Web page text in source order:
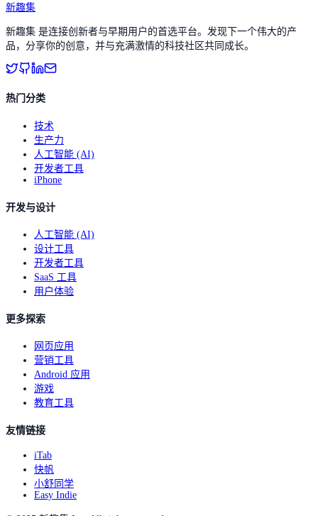
新趣集
新趣集 是连接创新者与早期用户的首选平台。发现下一个伟大的产
品，分享你的创意，并与充满激情的科技社区共同成长。
热门分类
技术
生产力
人工智能 (AI)
开发者工具
iPhone
开发与设计
人工智能 (AI)
设计工具
开发者工具
SaaS 工具
用户体验
更多探索
网页应用
营销工具
Android 应用
游戏
教育工具
友情链接
iTab
快帆
小舒同学
Easy Indie